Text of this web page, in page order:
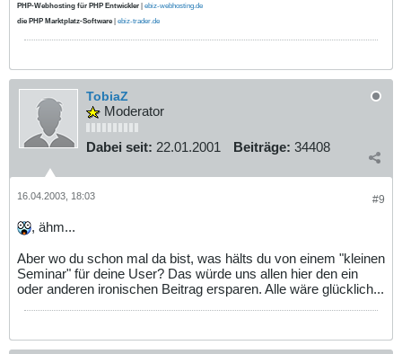
PHP-Webhosting für PHP Entwickler
ebiz-webhosting.de
die PHP Marktplatz-Software
ebiz-trader.de
TobiaZ
Moderator
Dabei seit: 22.01.2001 Beiträge: 34408
#9
16.04.2003, 18:03
, ähm...
Aber wo du schon mal da bist, was hälts du von einem "kleinen
Seminar" für deine User? Das würde uns allen hier den ein
oder anderen ironischen Beitrag ersparen. Alle wäre glücklich...